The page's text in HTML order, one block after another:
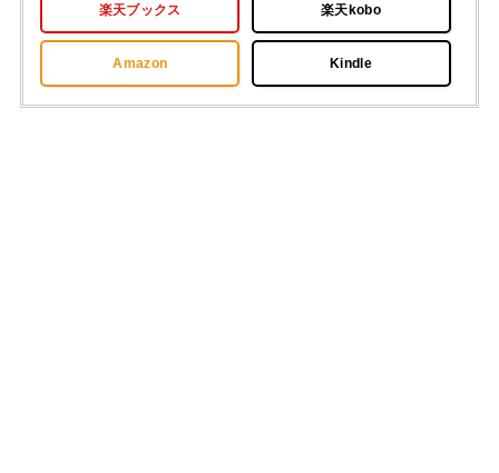
楽天ブックス 楽天kobo
Amazon Kindle